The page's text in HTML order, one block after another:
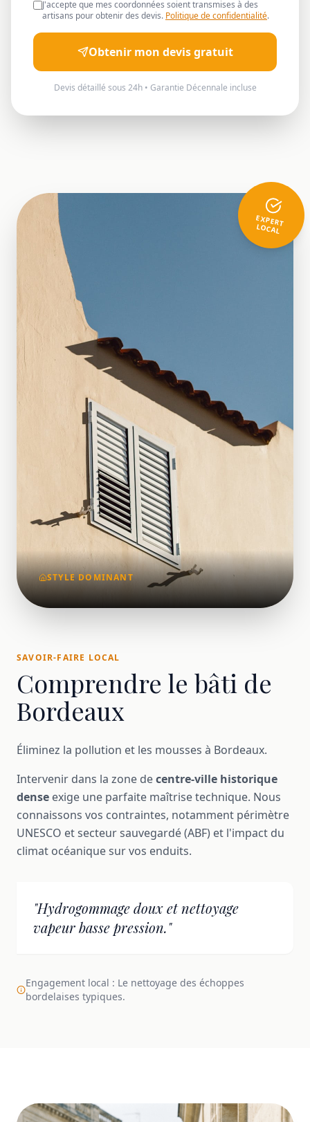
J'accepte que mes coordonnées soient transmises à des
artisans pour obtenir des devis. Politique de confidentialité.
Obtenir mon devis gratuit
Devis détaillé sous 24h • Garantie Décennale incluse
SAVOIR-FAIRE LOCAL
Comprendre le bâti de
Bordeaux
Éliminez la pollution et les mousses à Bordeaux.
Intervenir dans la zone decentre-ville historique
dense exige une parfaite maîtrise technique. Nous
connaissons vos contraintes, notamment périmètre
UNESCO et secteur sauvegardé (ABF) et l'impact du
climat océanique sur vos enduits.
"Hydrogommage doux et nettoyage
vapeur basse pression."
Engagement local : Le nettoyage des échoppes
bordelaises typiques.
EXPERT
LOCAL
STYLE DOMINANT